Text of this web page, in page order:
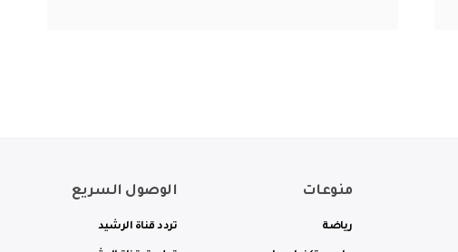
منوعات
رياضة
الوصول السريع
تردد قناة الرشيد